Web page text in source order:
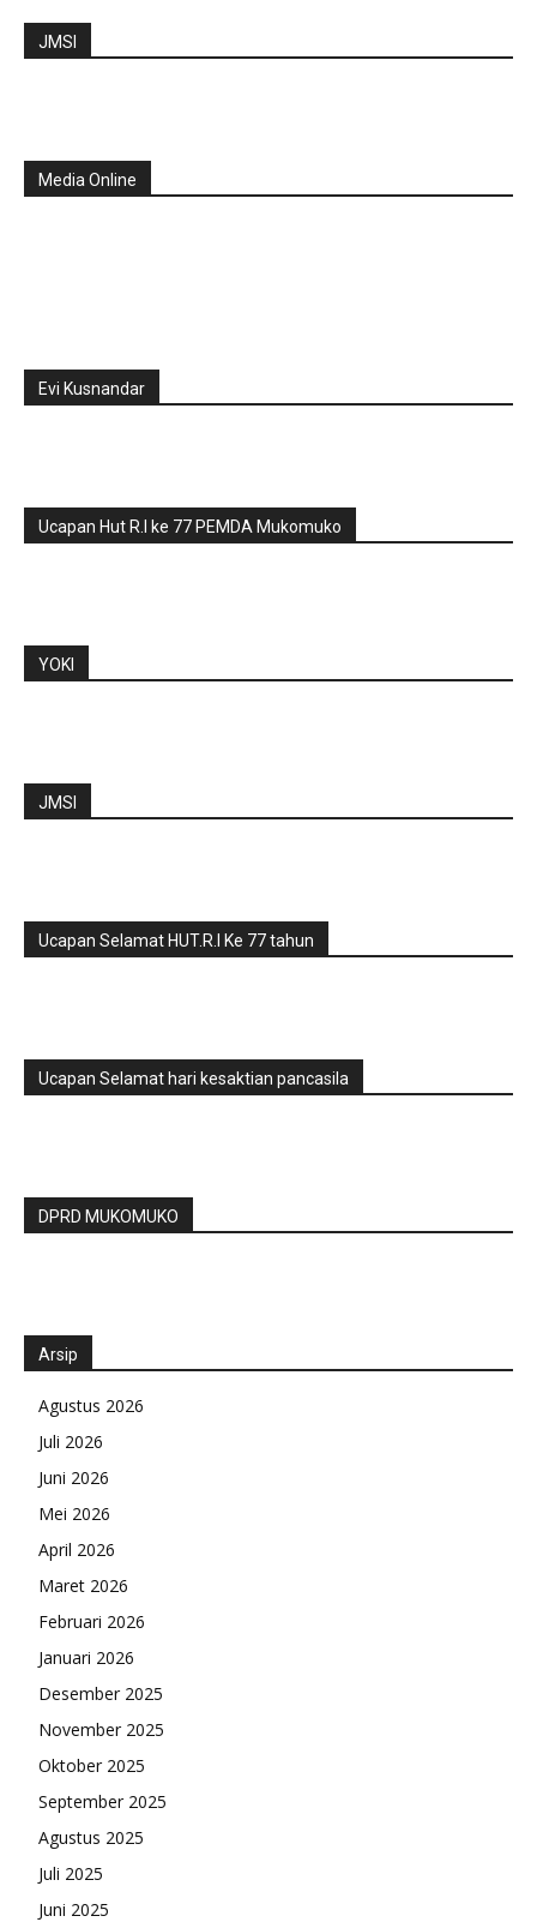
JMSI
Media Online
Evi Kusnandar
Ucapan Hut R.I ke 77 PEMDA Mukomuko
YOKI
JMSI
Ucapan Selamat HUT.R.I Ke 77 tahun
Ucapan Selamat hari kesaktian pancasila
DPRD MUKOMUKO
Arsip
Agustus 2026
Juli 2026
Juni 2026
Mei 2026
April 2026
Maret 2026
Februari 2026
Januari 2026
Desember 2025
November 2025
Oktober 2025
September 2025
Agustus 2025
Juli 2025
Juni 2025